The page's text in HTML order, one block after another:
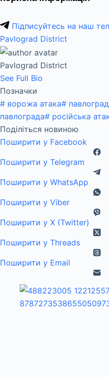
Підписуйтесь на наш
Pavlograd District
Pavlograd District
See Full Bio
Позначки
# ворожа атака# павлоград
павлограда# російська
Поділіться новиною
Поширити у Facebook
Поширити у Telegram
Поширити у WhatsApp
Поширити у Viber
Поширити у X (Twitter)
Поширити у Threads
Поширити у Email